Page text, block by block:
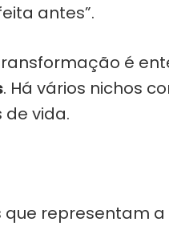
antes”.
é
. Há vários nichos
vida.
que representam